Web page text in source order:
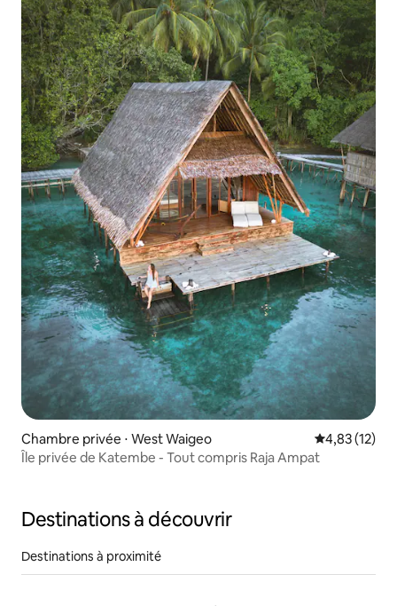
Chambre privée ⋅ West Waigeo Évaluation
4,83 (12)
Île privée de Katembe - Tout compris Raja Ampat
Destinations à découvrir
Destinations à proximité